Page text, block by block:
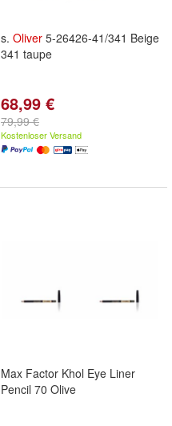
s. Oliver 5-26426-41/341 Beige
341 taupe
68,99 €
79,99 €
Kostenloser Versand
Max Factor Khol Eye Liner
Pencil 70 Olive